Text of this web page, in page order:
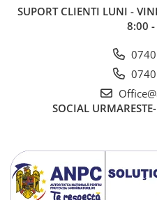
SUPORT CLIENTI LUNI -
8:00
SOCIAL